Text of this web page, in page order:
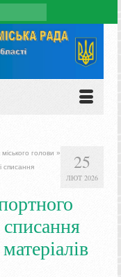
25
ЛЮТ 2026
голови »
списання
списання